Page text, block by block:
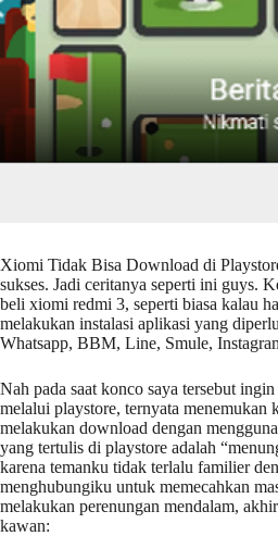
Xiomi Tidak Bisa Download di
sukses. Jadi ceritanya seperti ini guys.
beli xiomi redmi 3, seperti biasa kalau
melakukan instalasi aplikasi yang
Whatsapp, BBM, Line, Smule,
Nah pada saat konco saya tersebut
melalui playstore, ternyata menemukan
melakukan download dengan
yang tertulis di playstore adalah
karena temanku tidak terlalu familier
menghubungiku untuk memecahkan
melakukan perenungan mendalam,
kawan: